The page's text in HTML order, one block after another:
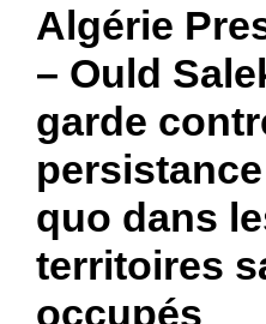
Algérie
– Ould
garde
quo dans
territoires
occupés